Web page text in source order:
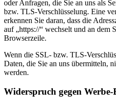
oder Anfragen, die Sie an uns als
bzw. TLS-Verschlüsselung. Eine
erkennen Sie daran, dass die
auf „https://“ wechselt und an dem
Browserzeile.
Wenn die SSL- bzw. TLS-
Daten, die Sie an uns übermitteln,
werden.
Widerspruch gegen